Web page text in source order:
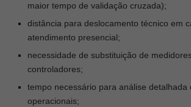
maior tempo de validação cruzada);
distância para deslocamento técnico em
atendimento presencial;
necessidade de substituição de
controladores;
tempo necessário para análise detalhada
operacionais;